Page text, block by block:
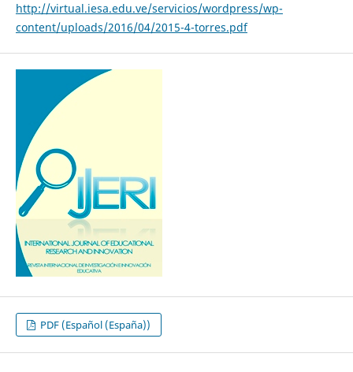
http://virtual.iesa.edu.ve/servicios/wordpress/wp-
content/uploads/2016/04/2015-4-torres.pdf
PDF (Español (España))